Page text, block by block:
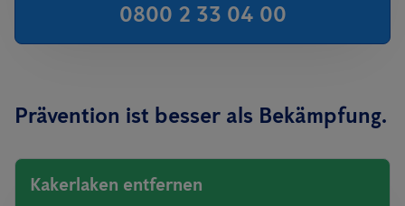
0800 2 33 04 00
Prävention ist besser als Bekämpfung.
Kakerlaken entfernen